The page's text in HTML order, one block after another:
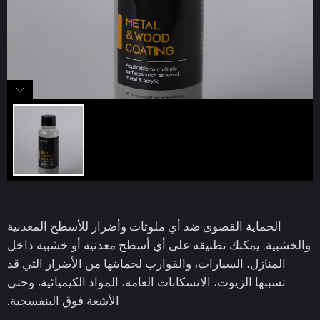
الحماية القصوى ضد أي ملوثات وأضرار للأسطح المعدنية
والخشبية. يمكنك تطبيقه على أي أسطح معدنية أو خشبية داخل
المنازل، السيارات، والقوارب لحمايتها من الأضرار التي قد
تسببها الزيوت، الانسكابات العامة، المواد الكيميائية، وحتى
الأشعة فوق البنفسجية.